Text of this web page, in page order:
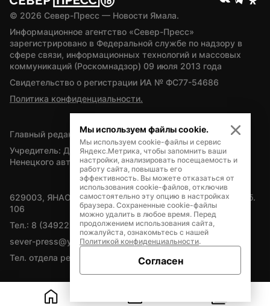
© 2026 Север-Пресс — Новости Ямала.
Информационное агентство «Север-Пресс»
зарегистрировано в Федеральной службе по надзору в
сфере связи, информационных технологий и массовых
коммуникаций (Роскомнадзор) 09 июля 2013 года
Свидетельство о регистрации ИА № ФС77-54686
Политика конфиденциальности.
Главный редактор — А.Л. Поздеев
Учредитель: Департамент внутренней политики Ямало-
Ненецкого автономного округа
629003, ЯНАО, Салехард, мкр. Богдана Кнунянца, д.1, каб.
106
Тел.: 8 (34922) 71262
sever-press@yamal-media.ru
Тел. отдела рекламы: 8 (34922) 42728
Мы используем файлы cookie.
Мы используем cookie-файлы и сервис
Яндекс.Метрика, чтобы запомнить ваши
настройки, анализировать посещаемость и
работу сайта, повышать его
эффективность. Вы можете отказаться от
использования cookie-файлов, отключив
самостоятельно эту опцию в настройках
браузера. Сохраненные cookie-файлы
можно удалить в любое время. Перед
продолжением использования сайта,
пожалуйста, ознакомьтесь с нашей
Политикой конфиденциальности.
Согласен